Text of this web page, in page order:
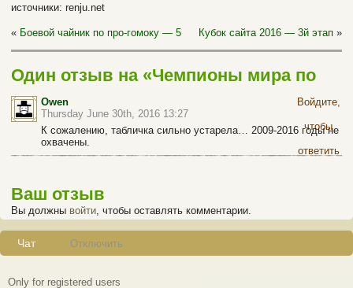
источники: renju.net
« Боевой чайник по про-гомоку — 5 Кубок сайта 2016 — 3й этап »
Один отзыв на «Чемпионы мира по
рэндзю»
Owen
Thursday June 30th, 2016 13:27
Войдите,
чтобы
ответить
К сожалению, табличка сильно устарела… 2009-2016 годы не
охвачены.
Ваш отзыв
Вы должны войти, чтобы оставлять комментарии.
Чат Отключить
Only for registered users